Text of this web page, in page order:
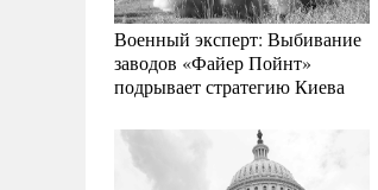
Военный эксперт: Выбивание
заводов «Файер Пойнт»
подрывает стратегию Киева